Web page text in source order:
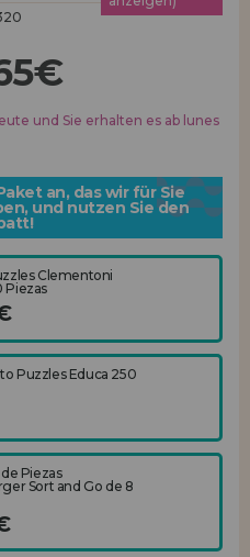
und Sie erhalten es ab lunes
an, das wir für Sie
und nutzen Sie den
Clementoni
Puzzles Educa 250
Piezas
Sort and Go de 8